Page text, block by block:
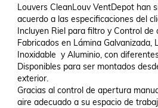
Louvers CleanLouv VentDepot han
acuerdo a las especificaciones del
Incluyen Riel para filtro y Control de
Fabricados en Lámina Galvanizada,
Inoxidable  y Aluminio, con
Disponibles para ser montados
exterior.
Gracias al control de apertura
aire adecuado a su espacio de